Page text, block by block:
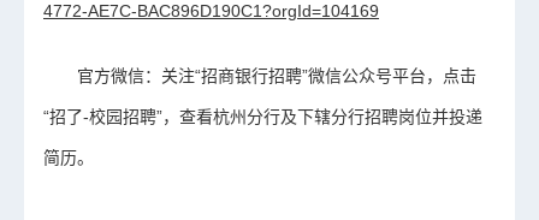
4772-AE7C-BAC896D190C1?orgId=104169
官方微信： 关注“招商银行招聘”微信公众号平台，点击
“招了-校园招聘”，查看杭州分行及下辖分行招聘岗位并投递
简历。